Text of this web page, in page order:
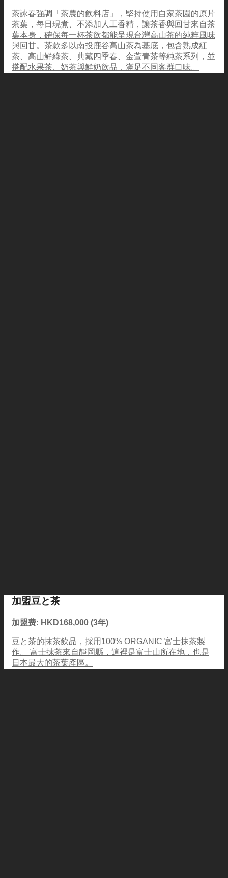
茶詠春強調「茶農的飲料店」，堅持使用自家茶園的原片
茶葉，每日現煮、不添加人工香精，讓茶香與回甘來自茶
葉本身，確保每一杯茶飲都能呈現台灣高山茶的純粹風味
與回甘。茶款多以南投鹿谷高山茶為基底，包含熟成紅
茶、高山鮮綠茶、典藏四季春、金萱青茶等純茶系列，並
搭配水果茶、奶茶與鮮奶飲品，滿足不同客群口味。
加盟豆と茶
加盟费: HKD168,000 (3年)
豆と茶的抹茶飲品，採用100% ORGANIC 富士抹茶製
作。 富士抹茶來自靜岡縣，這裡是富士山所在地，也是
日本最大的茶葉產區。